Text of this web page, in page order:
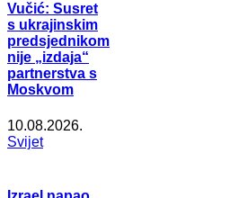
Vučić: Susret
s ukrajinskim
predsjednikom
nije „izdaja“
partnerstva s
Moskvom
10.08.2026.
Svijet